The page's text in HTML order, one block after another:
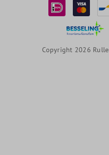
Copyright 2026